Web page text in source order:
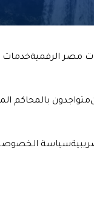
مصر الرقميةخدمات
متواجدون بالمحاكم
سياسة